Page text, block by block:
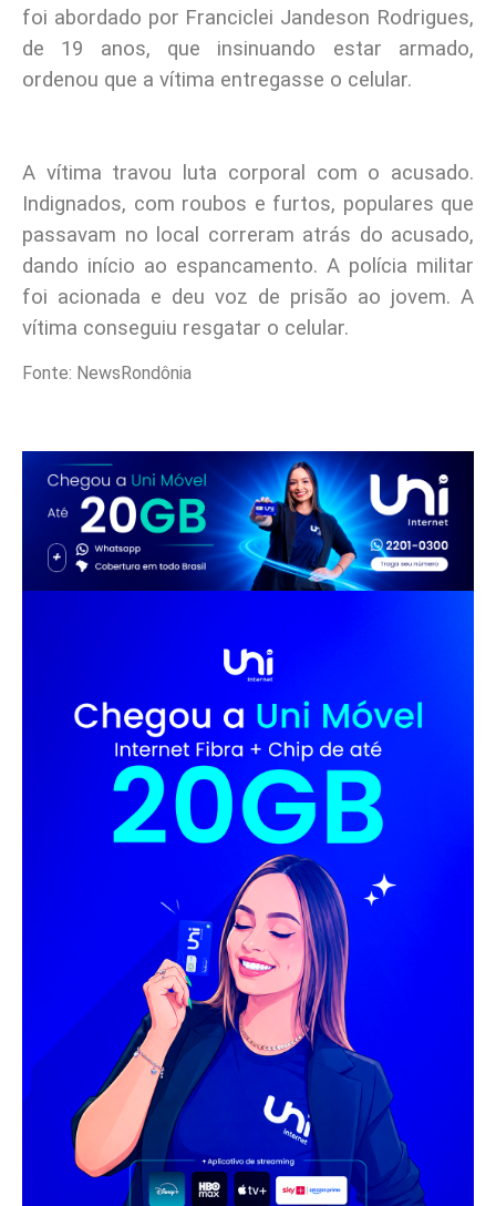
foi abordado por Franciclei Jandeson Rodrigues,
de 19 anos, que insinuando estar armado,
ordenou que a vítima entregasse o celular.
A vítima travou luta corporal com o acusado.
Indignados, com roubos e furtos, populares que
passavam no local correram atrás do acusado,
dando início ao espancamento. A polícia militar
foi acionada e deu voz de prisão ao jovem. A
vítima conseguiu resgatar o celular.
Fonte: NewsRondônia